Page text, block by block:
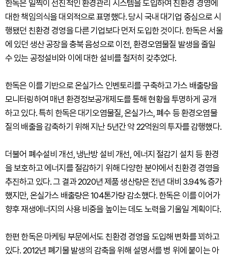
한독은 일찍이 선진적인 환경관리 시스템을 도입하여 친환경 경영에
대한 책임의식을 대외적으로 표명했다. 당시 국내 대기업 중심으로 시
행됐던 친환경 경영을 다른 기업보다 먼저 도입한 것이다. 한독은 서울
에 있던 생산 공장을 충북 음성으로 이전, 환경오염물질 발생을 줄일
수 있는 공정설비와 이에 대한 설비를 철저히 갖추었다.
한독은 이를 기반으로 온실가스 인벤토리를 구축하고 가스 배출량을
모니터링하여 매년 환경정보공개제도를 통해 현황을 투명하게 공개
하고 있다. 특히 한독은 대기오염물질, 온실가스, 폐수 등 환경오염물
질의 배출을 감축하기 위해 지난 5년간 약 22억원의 투자를 감행했다.
더불어 폐수설비 개선, 냉난방 설비 개선, 에너지 절감기 설치 등 환경
을 보호하고 에너지를 절감하기 위해 다양한 분야에서 친환경 경영을
추진하고 있다. 그 결과 2020년 제품 생산량은 전년 대비 3.94% 증가
했지만, 온실가스 배출량은 104톤가량 감소했다. 한독은 이를 이어가
향후 재생에너지의 사용 비중을 높이는 데도 노력을 기울일 계획이다.
한편 한독은 마케팅 부문에서도 친환경 경영을 도입해 변화를 꾀하고
있다. 2012년 폐기물 발생의 감축을 위해 설명서를 병 위에 붙이는 아